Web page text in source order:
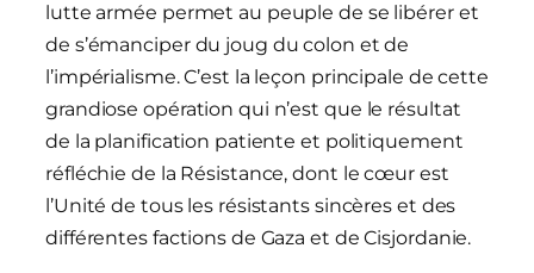
lutte armée permet au peuple de se libérer et
de s’émanciper du joug du colon et de
l’impérialisme. C’est la leçon principale de cette
grandiose opération qui n’est que le résultat
de la planification patiente et politiquement
réfléchie de la Résistance, dont le cœur est
l’Unité de tous les résistants sincères et des
différentes factions de Gaza et de Cisjordanie.